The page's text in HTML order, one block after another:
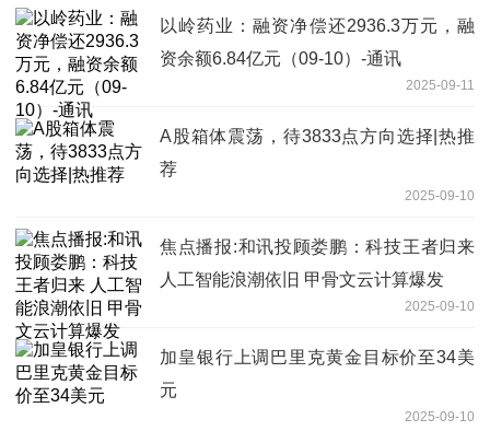
以岭药业：融资净偿还2936.3万元，融
资余额6.84亿元（09-10）-通讯
2025-09-11
A股箱体震荡，待3833点方向选择|热推
荐
2025-09-10
焦点播报:和讯投顾娄鹏：科技王者归来
人工智能浪潮依旧 甲骨文云计算爆发
2025-09-10
加皇银行上调巴里克黄金目标价至34美
元
2025-09-10